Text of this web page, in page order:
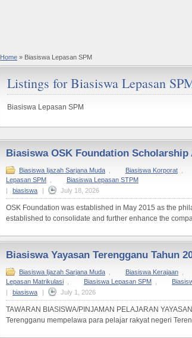
Home » Biasiswa Lepasan SPM
Listings for Biasiswa Lepasan
Biasiswa Lepasan SPM
Biasiswa OSK Foundation Scholarship
Biasiswa Ijazah Sarjana Muda Biasiswa Korporat
Lepasan SPM
Biasiswa Lepasan STPM
|
biasiswa | July 18, 2026
OSK Foundation was established in May 2015 as the
established to consolidate and further enhance the
Biasiswa Yayasan Terengganu Tahun
Biasiswa Ijazah Sarjana Muda Biasiswa Kerajaan
Lepasan Matrikulasi
Biasiswa Lepasan SPM
|
biasiswa | July 1, 2026
TAWARAN BIASISWA/PINJAMAN PELAJARAN
Terengganu mempelawa para pelajar rakyat negeri